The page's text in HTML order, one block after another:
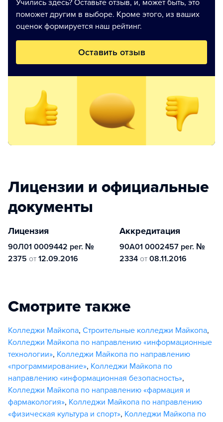
Учились здесь? Оставьте отзыв, и, может быть, это
поможет другим в выборе. Кроме этого, из ваших
оценок формируется наш рейтинг.
Оставить отзыв
Лицензии и официальные
документы
Лицензия
90Л01 0009442 рег. №
2375 от 12.09.2016
Аккредитация
90А01 0002457 рег. №
2334 от 08.11.2016
Смотрите также
Колледжи Майкопа, Строительные колледжи Майкопа,
Колледжи Майкопа по направлению «информационные
технологии», Колледжи Майкопа по направлению
«программирование», Колледжи Майкопа по
направлению «информационная безопасность»,
Колледжи Майкопа по направлению «фармация и
фармакология», Колледжи Майкопа по направлению
«физическая культура и спорт», Колледжи Майкопа по